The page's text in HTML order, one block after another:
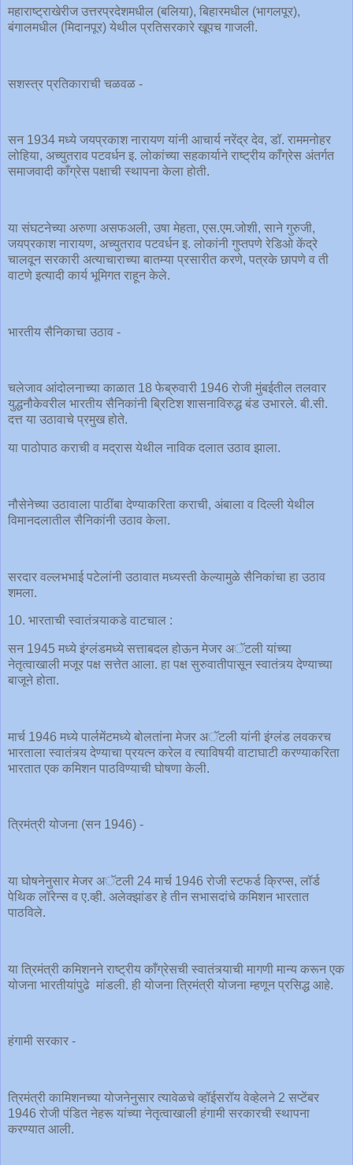
महाराष्ट्राखेरीज उत्तरप्रदेशमधील (बलिया), बिहारमधील (भागलपूर),
बंगालमधील (मिदानपूर) येथील प्रतिसरकारे खूपच गाजली.
सशस्त्र प्रतिकाराची चळवळ -
सन 1934 मध्ये जयप्रकाश नारायण यांनी आचार्य नरेंद्र देव, डॉ. राममनोहर
लोहिया, अच्युतराव पटवर्धन इ. लोकांच्या सहकार्याने राष्ट्रीय काँग्रेस अंतर्गत
समाजवादी काँग्रेस पक्षाची स्थापना केला होती.
या संघटनेच्या अरुणा असफअली, उषा मेहता, एस.एम.जोशी, साने गुरुजी,
जयप्रकाश नारायण, अच्युतराव पटवर्धन इ. लोकांनी गुप्तपणे रेडिओ केंद्रे
चालवून सरकारी अत्याचाराच्या बातम्या प्रसारीत करणे, पत्रके छापणे व ती
वाटणे इत्यादी कार्य भूमिगत राहून केले.
भारतीय सैनिकाचा उठाव -
चलेजाव आंदोलनाच्या काळात 18 फेब्रुवारी 1946 रोजी मुंबईतील तलवार
युद्धनौकेवरील भारतीय सैनिकांनी ब्रिटिश शासनाविरुद्ध बंड उभारले. बी.सी.
दत्त या उठावाचे प्रमुख होते.
या पाठोपाठ कराची व मद्रास येथील नाविक दलात उठाव झाला.
नौसेनेच्या उठावाला पाठींबा देण्याकरिता कराची, अंबाला व दिल्ली येथील
विमानदलातील सैनिकांनी उठाव केला.
सरदार वल्लभभाई पटेलांनी उठावात मध्यस्ती केल्यामुळे सैनिकांचा हा उठाव
शमला.
10. भारताची स्वातंत्र्याकडे वाटचाल :
सन 1945 मध्ये इंग्लंडमध्ये सत्ताबदल होऊन मेजर अॅटली यांच्या
नेतृत्वाखाली मजूर पक्ष सत्तेत आला. हा पक्ष सुरुवातीपासून स्वातंत्र्य देण्याच्या
बाजूने होता.
मार्च 1946 मध्ये पार्लमेंटमध्ये बोलतांना मेजर अॅटली यांनी इंग्लंड लवकरच
भारताला स्वातंत्र्य देण्याचा प्रयत्न करेल व त्याविषयी वाटाघाटी करण्याकरिता
भारतात एक कमिशन पाठविण्याची घोषणा केली.
त्रिमंत्री योजना (सन 1946) -
या घोषनेनुसार मेजर अॅटली 24 मार्च 1946 रोजी स्टफर्ड क्रिप्स, लॉर्ड
पेथिक लॉरेन्स व ए.व्ही. अलेक्झांडर हे तीन सभासदांचे कमिशन भारतात
पाठविले.
या त्रिमंत्री कमिशनने राष्ट्रीय काँग्रेसची स्वातंत्र्याची मागणी मान्य करून एक
योजना भारतीयांपुढे मांडली. ही योजना त्रिमंत्री योजना म्हणून प्रसिद्ध आहे.
हंगामी सरकार -
त्रिमंत्री कामिशनच्या योजनेनुसार त्यावेळचे व्हॉईसरॉय वेव्हेलने 2 सप्टेंबर
1946 रोजी पंडित नेहरू यांच्या नेतृत्वाखाली हंगामी सरकारची स्थापना
करण्यात आली.